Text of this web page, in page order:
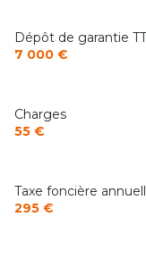
Dépôt de garantie
7 000 €
Charges
55 €
Taxe foncière
295 €